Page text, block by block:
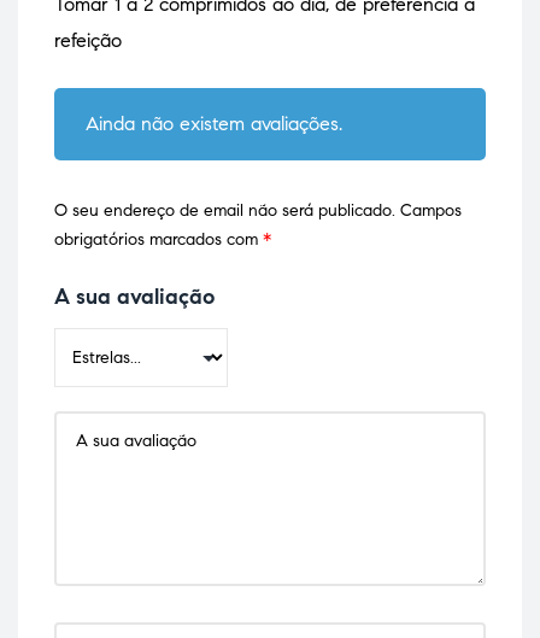
Tomar 1 a 2 comprimidos ao dia, de preferência á
refeição
Ainda não existem avaliações.
O seu endereço de email não será publicado. Campos
obrigatórios marcados com *
A sua avaliação